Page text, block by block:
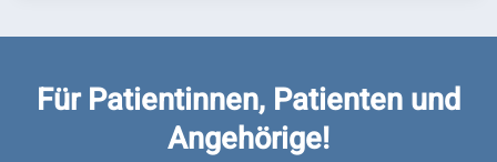
Für Patientinnen, Patienten und
Angehörige!